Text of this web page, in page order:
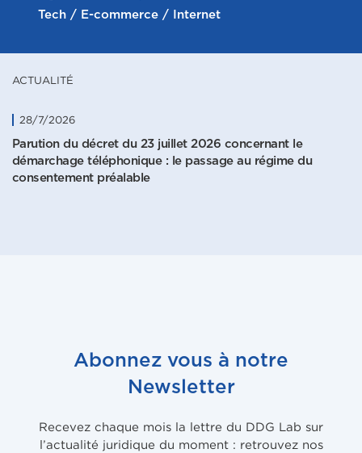
Tech / E-commerce / Internet
ACTUALITÉ
28/7/2026
Parution du décret du 23 juillet 2026 concernant le
démarchage téléphonique : le passage au régime du
consentement préalable
Abonnez vous à notre
Newsletter
Recevez chaque mois la lettre du DDG Lab sur
l’actualité juridique du moment : retrouvez nos